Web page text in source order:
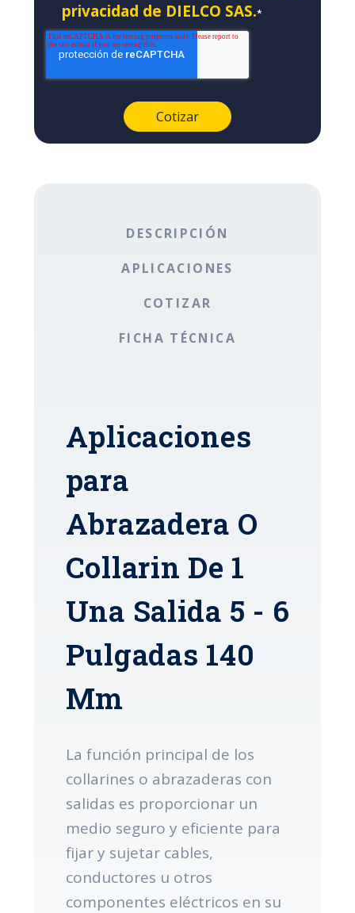
privacidad de DIELCO SAS.*
DESCRIPCIÓN
APLICACIONES
COTIZAR
FICHA TÉCNICA
Aplicaciones
para
Abrazadera O
Collarin De 1
Una Salida 5 - 6
Pulgadas 140
Mm
La función principal de los
collarines o abrazaderas con
salidas es proporcionar un
medio seguro y eficiente para
fijar y sujetar cables,
conductores u otros
componentes eléctricos en su